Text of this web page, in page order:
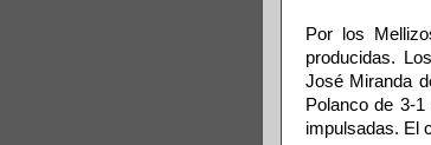
Por los
producidas.
José Miranda
Polanco de 3-
impulsadas. El